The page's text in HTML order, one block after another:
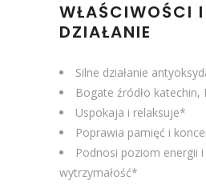
WŁAŚCIWOŚCI I
DZIAŁANIE
Silne działanie
Bogate źródło katechin,
Uspokaja i relaksuje*
Poprawia pamięć i
Podnosi poziom energii
wytrzymałość*